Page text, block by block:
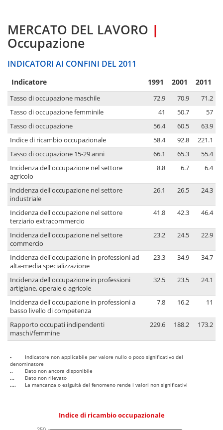
MERCATO DEL LAVORO |
Occupazione
INDICATORI AI CONFINI DEL 2011
Indicatore 1991 2001 2011
Tasso di occupazione maschile 72.9 70.9
71.2
Tasso di occupazione femminile
41 50.7
57
Tasso di occupazione
56.4 60.5
63.9
Indice di ricambio occupazionale
58.4 92.8
221.1
Tasso di occupazione 15-29 anni
66.1 65.3
55.4
Incidenza dell'occupazione nel settore
agricolo
8.8 6.7 6.4
Incidenza dell'occupazione nel settore
industriale
26.1 26.5 24.3
Incidenza dell'occupazione nel settore
terziario extracommercio
41.8 42.3 46.4
Incidenza dell'occupazione nel settore
commercio
23.2 24.5 22.9
Incidenza dell'occupazione in professioni ad
alta-media specializzazione
23.3 34.9 34.7
Incidenza dell'occupazione in professioni
artigiane, operaie o agricole
32.5 23.5 24.1
Incidenza dell'occupazione in professioni a
basso livello di competenza
7.8 16.2 11
Rapporto occupati indipendenti
maschi/femmine
229.6 188.2 173.2
-
Indicatore non applicabile per valore nullo o poco significativo del
denominatore
..
Dato non ancora disponibile
...
Dato non rilevato
....
La mancanza o esiguità del fenomeno rende i valori non significativi
Indice di ricambio occupazionale